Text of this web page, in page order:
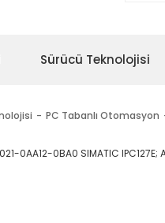
Sürücü Teknolojisi
PC Tabanlı Otomasyon